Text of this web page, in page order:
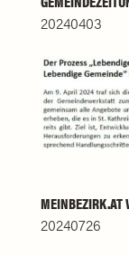
20240403
MEINBEZIRK.AT
20240726